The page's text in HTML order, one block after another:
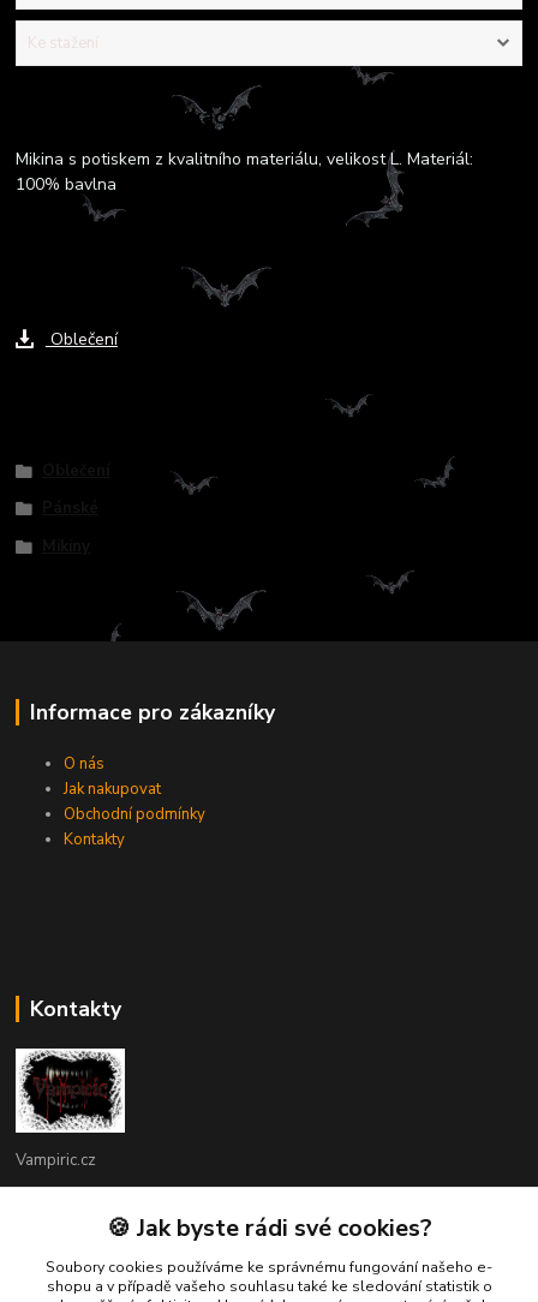
Ke stažení
Kompletní specifikace
Mikina s potiskem z kvalitního materiálu, velikost L. Materiál:
100% bavlna
Oblečení
Informace pro zákazníky
O nás
Jak nakupovat
Obchodní podmínky
Kontakty
Kontakty
Vampiric.cz
+420 774 198 598
(Po-Pá, 9-16 hod.)
🍪 Jak byste rádi své cookies?
Soubory cookies používáme ke správnému fungování našeho e-
shopu a v případě vašeho souhlasu také ke sledování statistik o